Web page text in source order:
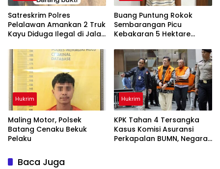
Satreskrim Polres
Pelalawan Amankan 2 Truk
Kayu Diduga Ilegal di Jalan
Buang Puntung Rokok
Sembarangan Picu
Kebakaran 5 Hektare
Dibekuk Polisi
Hukrim
Maling Motor, Polsek
Batang Cenaku Bekuk
Hukrim
KPK Tahan 4 Tersangka
Kasus Komisi Asuransi
Perkapalan BUMN, Negara
Baca Juga